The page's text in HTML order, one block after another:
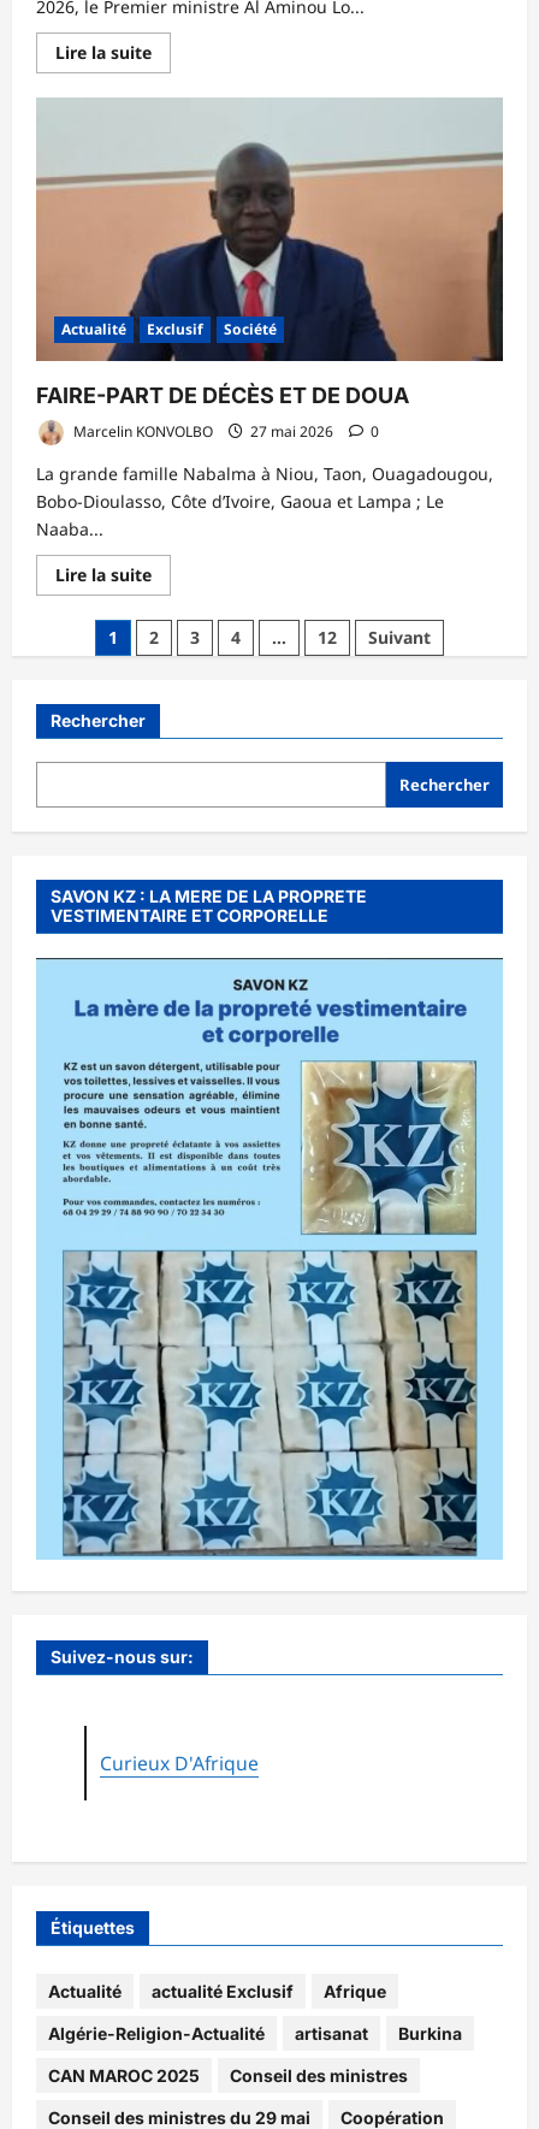
2026, le Premier ministre Al Aminou Lo...
Lire la suiteEn
savoir
sur
nouveau
gouvernement
Pastef
Actualité Exclusif Société
FAIRE-PART DE DÉCÈS ET DE DOUA
Marcelin KONVOLBO 27 mai 2026 0
La grande famille Nabalma à Niou, Taon, Ouagadougou,
Bobo-Dioulasso, Côte d’Ivoire, Gaoua et Lampa ; Le
Naaba...
Lire la suiteEn
savoir
sur
FAIRE-
PART
ET
DOUA
Pagination
publications
1 2 3 4 … 12 Suivant
Rechercher
Rechercher
SAVON KZ : LA MERE DE LA PROPRETE
VESTIMENTAIRE ET CORPORELLE
Suivez-nous sur:
Curieux D'Afrique
Étiquettes
Actualité actualité Exclusif Afrique
Algérie-Religion-Actualité artisanat Burkina
CAN MAROC 2025 Conseil des ministres
Conseil des ministres du 29 mai Coopération